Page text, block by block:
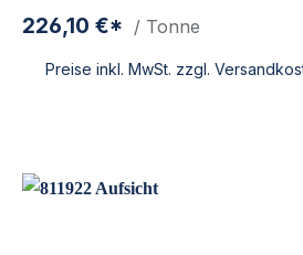
226,10 €* / Tonne
Preise inkl. MwSt. zzgl.